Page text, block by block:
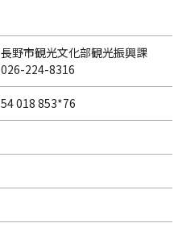
長野市観光文化部観光振興課
026-224-8316
54 018 853*76